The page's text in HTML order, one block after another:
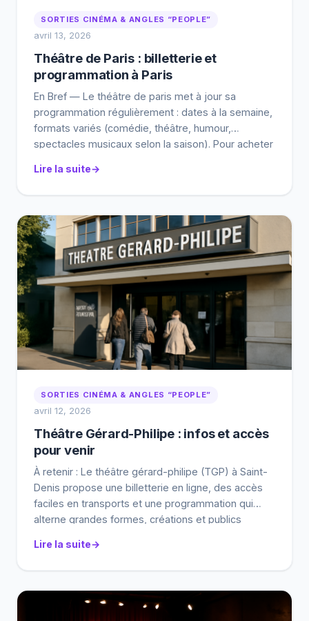
SORTIES CINÉMA & ANGLES “PEOPLE”
avril 13, 2026
Théâtre de Paris : billetterie et
programmation à Paris
En Bref — Le théâtre de paris met à jour sa
programmation régulièrement : dates à la semaine,
formats variés (comédie, théâtre, humour,
spectacles musicaux selon la saison). Pour acheter
plateformes de billetterie partenaires. Et surtout :
Lire la suite
SORTIES CINÉMA & ANGLES “PEOPLE”
avril 12, 2026
Théâtre Gérard-Philipe : infos et accès
pour venir
À retenir : Le théâtre gérard-philipe (TGP) à Saint-
Denis propose une billetterie en ligne, des accès
faciles en transports et une programmation qui
alterne grandes formes, créations et publics
salle) sur votre billet, puis arrivez 20 à 30 minutes
Lire la suite